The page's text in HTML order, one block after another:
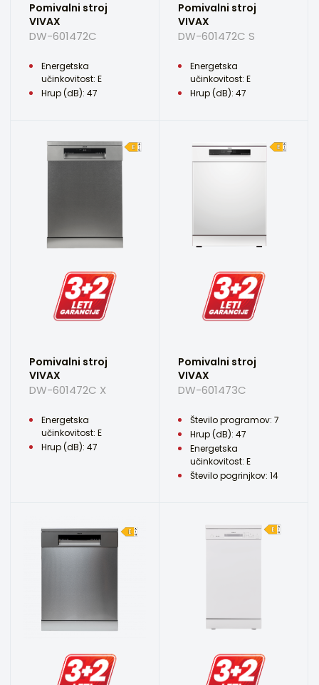
Pomivalni stroj
VIVAX
DW-601472C
Energetska
učinkovitost: E
Hrup (dB): 47
Pomivalni stroj
VIVAX
DW-601472C S
Energetska
učinkovitost: E
Hrup (dB): 47
Pomivalni stroj
VIVAX
DW-601472C X
Energetska
učinkovitost: E
Hrup (dB): 47
Pomivalni stroj
VIVAX
DW-601473C
Število programov: 7
Hrup (dB): 47
Energetska
učinkovitost: E
Število pogrinjkov: 14